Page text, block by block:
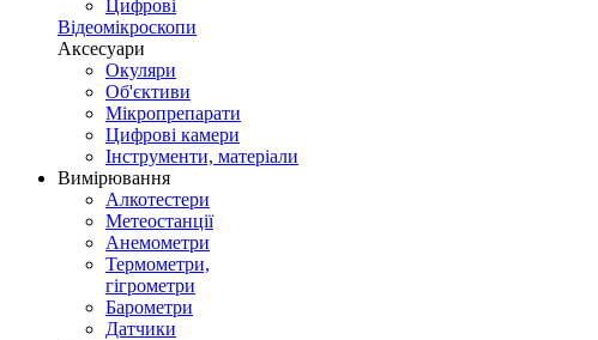
Цифрові
Відеомікроскопи
Аксесуари
Окуляри
Об'єктиви
Мікропрепарати
Цифрові камери
Інструменти, матеріали
Вимірювання
Алкотестери
Метеостанції
Анемометри
Термометри,
гігрометри
Барометри
Датчики